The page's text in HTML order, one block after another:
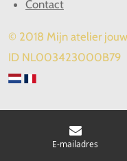
Contact
© 2018 Mijn atelier
ID NL003423000B79
E-mailadres